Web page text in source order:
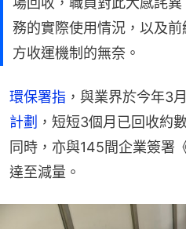
務的實際使用情況，以及
方收運機制的無奈。
環保署指 ，與業界於今年3
計劃 ，短短3個月已回收約
同時，亦與145間企業簽署
達至減量。